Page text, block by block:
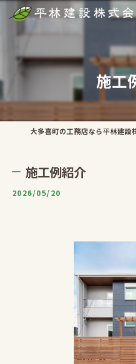
施工
施工例紹介
2026/05/20